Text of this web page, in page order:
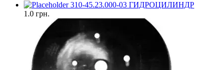
310-45.23.000-03 ГИДРОЦИЛИНДР
1.0 грн.